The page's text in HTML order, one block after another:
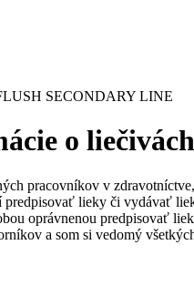
krvi
SECONDARY LINE
o
pracovníkov v
lieky či vydávať
oprávnenou predpisovať
a som si vedomý